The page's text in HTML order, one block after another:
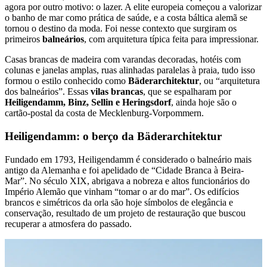
agora por outro motivo: o lazer. A elite europeia começou a valorizar
o banho de mar como prática de saúde, e a costa báltica alemã se
tornou o destino da moda. Foi nesse contexto que surgiram os
primeiros balneários, com arquitetura típica feita para impressionar.
Casas brancas de madeira com varandas decoradas, hotéis com
colunas e janelas amplas, ruas alinhadas paralelas à praia, tudo isso
formou o estilo conhecido como Bäderarchitektur, ou “arquitetura
dos balneários”. Essas vilas brancas, que se espalharam por
Heiligendamm, Binz, Sellin e Heringsdorf, ainda hoje são o
cartão-postal da costa de Mecklenburg-Vorpommern.
Heiligendamm: o berço da Bäderarchitektur
Fundado em 1793, Heiligendamm é considerado o balneário mais
antigo da Alemanha e foi apelidado de “Cidade Branca à Beira-
Mar”. No século XIX, abrigava a nobreza e altos funcionários do
Império Alemão que vinham “tomar o ar do mar”. Os edifícios
brancos e simétricos da orla são hoje símbolos de elegância e
conservação, resultado de um projeto de restauração que buscou
recuperar a atmosfera do passado.